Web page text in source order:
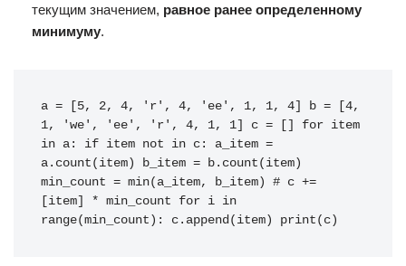
текущим значением, равное ранее определенному
минимуму.
a = [5, 2, 4, 'r' , 4, 'ee' , 1, 1, 4] b = [4,
1, 'we' , 'ee' , 'r' , 4, 1, 1] c = [] for item
in a : if item not in c : a_item =
a . count ( item) b_item = b . count ( item)
min_count = min( a_item, b_item)
# c +=
[item] * min_count
for i in
range(min_count ): c . append ( item) print ( c)